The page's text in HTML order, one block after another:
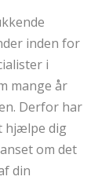
inden for
i
mange år
Derfor har
hjælpe dig
om det
din